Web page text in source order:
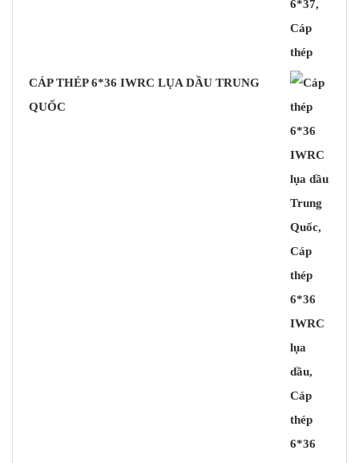
CÁP THÉP 6*36 IWRC LỤA DẦU TRUNG
QUỐC